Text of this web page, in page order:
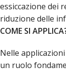
essiccazione dei
riduzione delle
COME SI
Nelle applicazioni
un ruolo